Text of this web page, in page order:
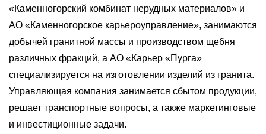
«Каменногорский комбинат нерудных материалов» и
АО «Каменногорское карьероуправление», занимаются
добычей гранитной массы и производством щебня
различных фракций, а АО «Карьер «Пурга»
специализируется на изготовлении изделий из гранита.
Управляющая компания занимается сбытом продукции,
решает транспортные вопросы, а также маркетинговые
и инвестиционные задачи.